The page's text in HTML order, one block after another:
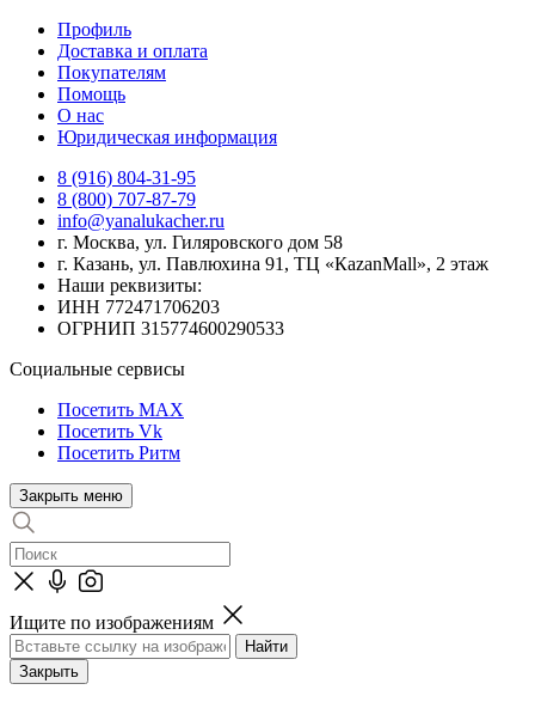
Профиль
Доставка и оплата
Покупателям
Помощь
О нас
Юридическая информация
8 (916) 804-31-95
8 (800) 707-87-79
info@yanalukacher.ru
г. Москва, ул. Гиляровского дом 58
г. Казань, ул. Павлюхина 91, ТЦ «КazanMall», 2 этаж
Наши реквизиты:
ИНН 772471706203
ОГРНИП 315774600290533
Социальные сервисы
Посетить MAX
Посетить Vk
Посетить Ритм
Закрыть меню
Ищите по изображениям
Закрыть